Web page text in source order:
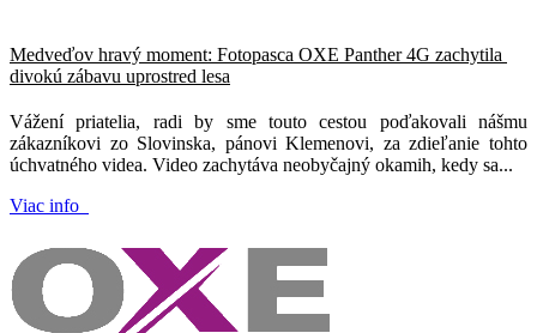
Medveďov hravý moment: Fotopasca OXE Panther 4G zachytila ​​
divokú zábavu uprostred lesa
Vážení priatelia, radi by sme touto cestou poďakovali nášmu
zákazníkovi zo Slovinska, pánovi Klemenovi, za zdieľanie tohto
úchvatného videa. Video zachytáva neobyčajný okamih, kedy sa...
Viac info